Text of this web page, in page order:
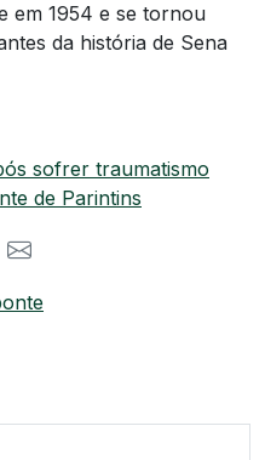
em 1954 e se tornou
da história de Sena
sofrer traumatismo
de Parintins